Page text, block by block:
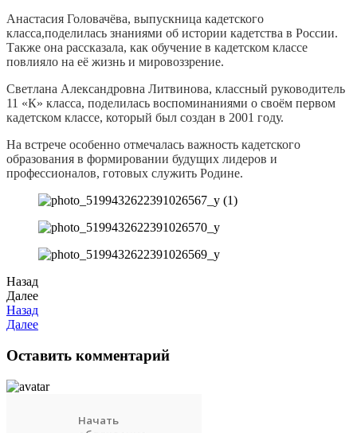
Анастасия Головачёва, выпускница кадетского
класса,поделилась знаниями об истории кадетства в России.
Также она рассказала, как обучение в кадетском классе
повлияло на её жизнь и мировоззрение.
Светлана Александровна Литвинова, классный руководитель
11 «К» класса, поделилась воспоминаниями о своём первом
кадетском классе, который был создан в 2001 году.
На встрече особенно отмечалась важность кадетского
образования в формировании будущих лидеров и
профессионалов, готовых служить Родине.
Назад
Далее
Назад
Далее
Оставить комментарий